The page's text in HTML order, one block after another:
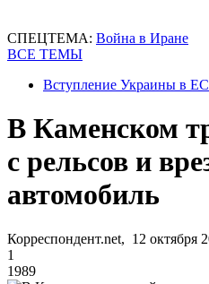
СПЕЦТЕМА: Война в Иране
ВСЕ ТЕМЫ
Вступление Украины в ЕС
В Каменском
с рельсов и
автомобиль
Корреспондент.net, 12 октября
1
1989